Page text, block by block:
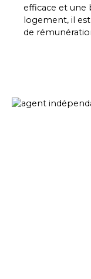
efficace et une
logement, il
de